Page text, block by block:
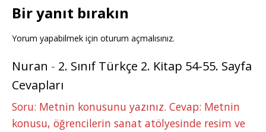
Bir yanıt bırakın
Yorum yapabilmek için oturum açmalısınız.
Nuran - 2. Sınıf Türkçe 2. Kitap 54-55. Sayfa
Cevapları
Soru: Metnin konusunu yazınız. Cevap: Metnin
konusu, öğrencilerin sanat atölyesinde resim ve